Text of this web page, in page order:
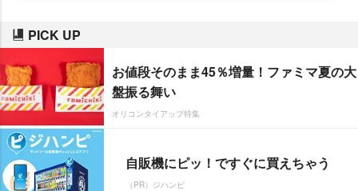
PICK UP
お値段そのまま45％増量！ファミマ夏の大
盤振る舞い
オリコンタイアップ特集
自販機にピッ！ですぐに買えちゃう
（PR）ジハンピ